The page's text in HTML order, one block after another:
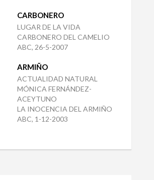
CARBONERO
LUGAR DE LA VIDA
CARBONERO DEL CAMELIO
ABC, 26-5-2007
ARMIÑO
ACTUALIDAD NATURAL
MÓNICA FERNÁNDEZ-
ACEYTUNO
LA INOCENCIA DEL ARMIÑO
ABC, 1-12-2003